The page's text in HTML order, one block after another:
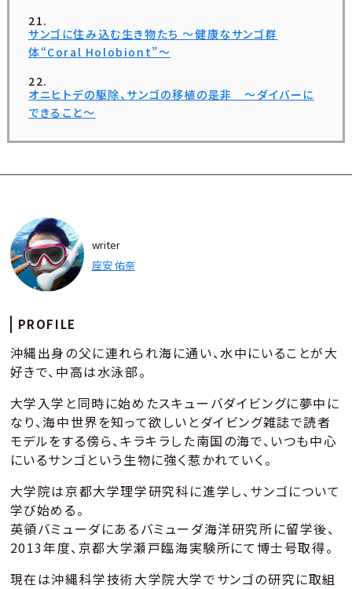
サンゴに住み込む生き物たち ～健康なサンゴ群
体“Coral Holobiont”～
オニヒトデの駆除、サンゴの移植の是非 ～ダイバーに
できること～
writer
座安 佑奈
PROFILE
沖縄出身の父に連れられ海に通い、水中にいることが大
好きで、中高は水泳部。
大学入学と同時に始めたスキューバダイビングに夢中に
なり、海中世界を知って欲しいとダイビング雑誌で読者
モデルをする傍ら、キラキラした南国の海で、いつも中心
にいるサンゴという生物に強く惹かれていく。
大学院は京都大学理学研究科に進学し、サンゴについて
学び始める。
英領バミューダにあるバミューダ海洋研究所に留学後、
2013年度、京都大学瀬戸臨海実験所にて博士号取得。
現在は沖縄科学技術大学院大学でサンゴの研究に取組